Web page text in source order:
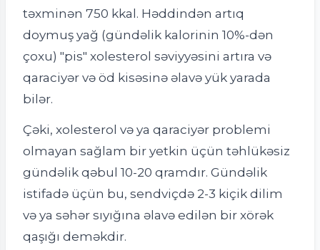
təxminən 750 kkal. Həddindən artıq
doymuş yağ (gündəlik kalorinin 10%-dən
çoxu) "pis" xolesterol səviyyəsini artıra və
qaraciyər və öd kisəsinə əlavə yük yarada
bilər.
Çəki, xolesterol və ya qaraciyər problemi
olmayan sağlam bir yetkin üçün təhlükəsiz
gündəlik qəbul 10-20 qramdır. Gündəlik
istifadə üçün bu, sendviçdə 2-3 kiçik dilim
və ya səhər sıyığına əlavə edilən bir xörək
qaşığı deməkdir.